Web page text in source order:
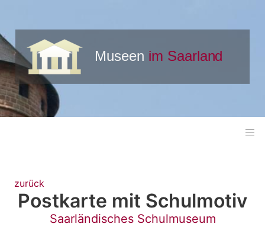
zurück
Postkarte mit Schulmotiv
Saarländisches Schulmuseum